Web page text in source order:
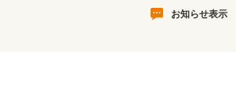
お知らせ表示